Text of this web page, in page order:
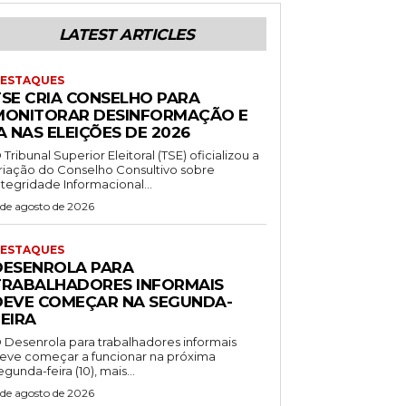
LATEST ARTICLES
CRIA CONSELHO PARA
DESINFORMAÇÃO E
NAS ELEIÇÕES DE 2026
Tribunal Superior Eleitoral (TSE) oficializou a
do Conselho Consultivo sobre
Informacional...
agosto de 2026
PARA
INFORMAIS
COMEÇAR NA SEGUNDA-
Desenrola para trabalhadores informais
começar a funcionar na próxima
feira (10), mais...
agosto de 2026